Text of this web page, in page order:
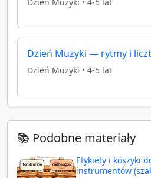
Dzień Muzyki — rytmy i
Dzień Muzyki • 4-5 lat
📚 Podobne materiały
Etykiety i koszyki
instrumentów